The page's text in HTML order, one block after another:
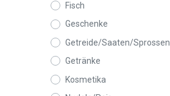
Fisch
Geschenke
Getreide/Saaten/Sprossen
Getränke
Kosmetika